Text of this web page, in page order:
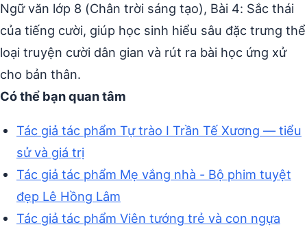
Ngữ văn lớp 8 (Chân trời sáng tạo), Bài 4: Sắc thái
của tiếng cười, giúp học sinh hiểu sâu đặc trưng thể
loại truyện cười dân gian và rút ra bài học ứng xử
cho bản thân.
Có thể bạn quan tâm
Tác giả tác phẩm Tự trào I Trần Tế Xương — tiểu
sử và giá trị
Tác giả tác phẩm Mẹ vắng nhà - Bộ phim tuyệt
đẹp Lê Hồng Lâm
Tác giả tác phẩm Viên tướng trẻ và con ngựa